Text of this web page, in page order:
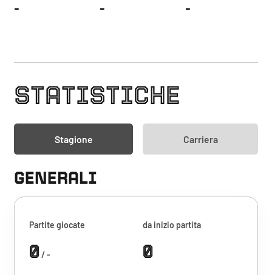
- - -
STATISTICHE
Stagione Carriera
GENERALI
Partite giocate
0/ -
da inizio partita
0